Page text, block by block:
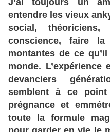
J’ai toujours un
entendre les vieux
social , théoriciens,
conscience, faire la
montantes de ce qu’il
monde. L’expérience
devanciers
semblent
à ce point
prégnance et
toute
la formule